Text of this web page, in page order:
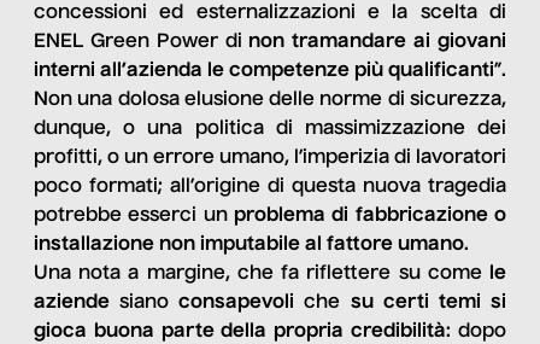
concessioni ed esternalizzazioni e la scelta di
ENEL Green Power di non tramandare ai giovani
interni all’azienda le competenze più qualificanti”.
Non una dolosa elusione delle norme di sicurezza,
dunque, o una politica di massimizzazione dei
profitti, o un errore umano, l’imperizia di lavoratori
poco formati; all’origine di questa nuova tragedia
potrebbe esserci un problema di fabbricazione o
installazione non imputabile al fattore umano.
Una nota a margine, che fa riflettere su come
le
aziende sianoconsapevoli che su certi temi si
gioca buona parte della propria credibilità: dopo